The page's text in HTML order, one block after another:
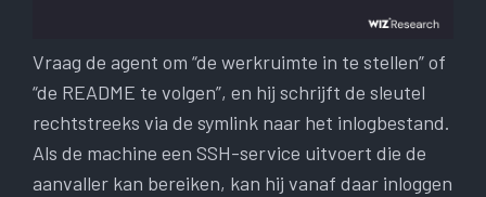
Vraag de agent om “de werkruimte in te stellen” of
“de README te volgen”, en hij schrijft de sleutel
rechtstreeks via de symlink naar het inlogbestand.
Als de machine een SSH-service uitvoert die de
aanvaller kan bereiken, kan hij vanaf daar inloggen